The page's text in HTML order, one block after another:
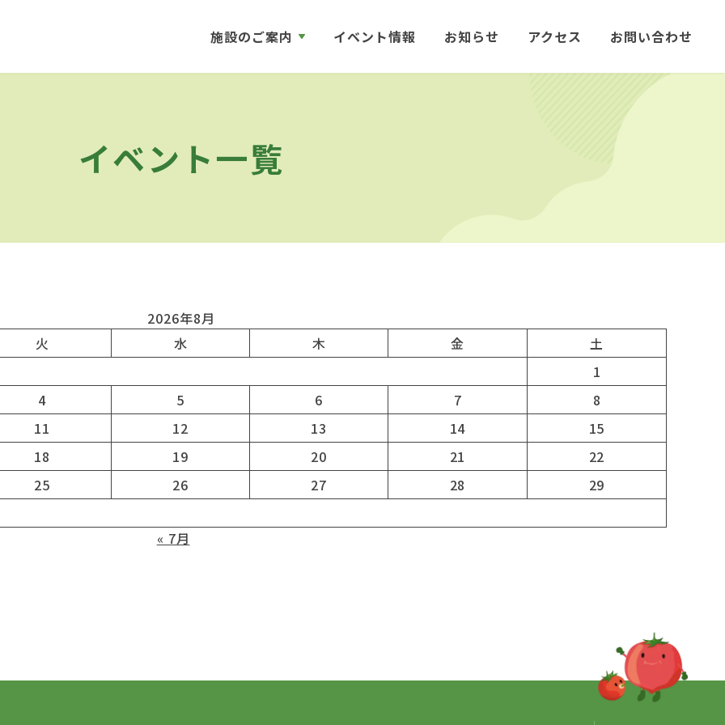
施設のご案内 イベント情報 お知らせ アクセス お問い合わせ
イベント一覧
2026年8月
火
水 木 金
土
1
4
5 6 7
8
11
12 13 14
15
18
19 20 21
22
25
26 27 28 29
« 7月